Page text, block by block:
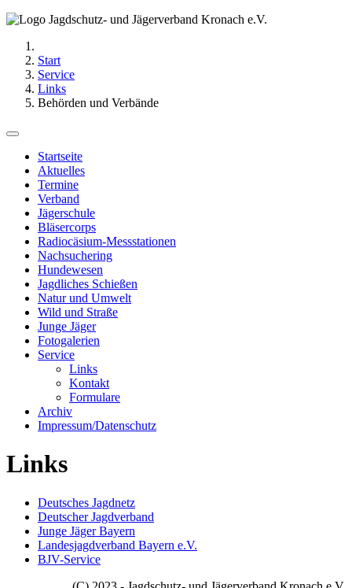
Start
Service
Links
Behörden und Verbände
Startseite
Aktuelles
Termine
Verband
Jägerschule
Bläsercorps
Radiocäsium-Messstationen
Nachsuchering
Hundewesen
Jagdliches Schießen
Natur und Umwelt
Wild und Straße
Junge Jäger
Fotogalerien
Service
Links
Kontakt
Formulare
Archiv
Impressum/Datenschutz
Links
Deutsches Jagdnetz
Deutscher Jagdverband
Junge Jäger Bayern
Landesjagdverband Bayern e.V.
BJV-Service